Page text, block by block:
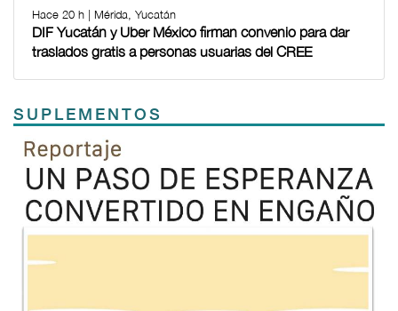
Hace 20 h | Mérida, Yucatán
DIF Yucatán y Uber México firman convenio para dar
traslados gratis a personas usuarias del CREE
SUPLEMENTOS